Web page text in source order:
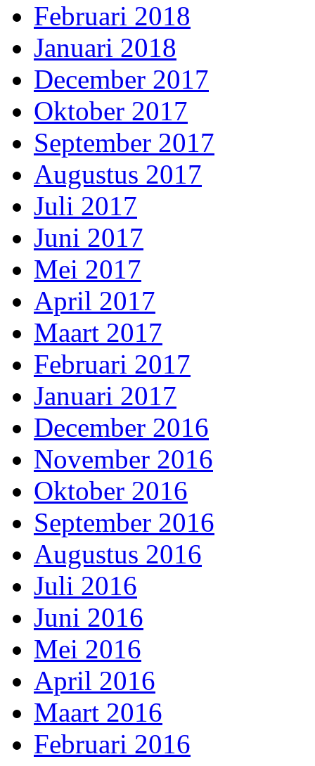
Februari 2018
Januari 2018
December 2017
Oktober 2017
September 2017
Augustus 2017
Juli 2017
Juni 2017
Mei 2017
April 2017
Maart 2017
Februari 2017
Januari 2017
December 2016
November 2016
Oktober 2016
September 2016
Augustus 2016
Juli 2016
Juni 2016
Mei 2016
April 2016
Maart 2016
Februari 2016